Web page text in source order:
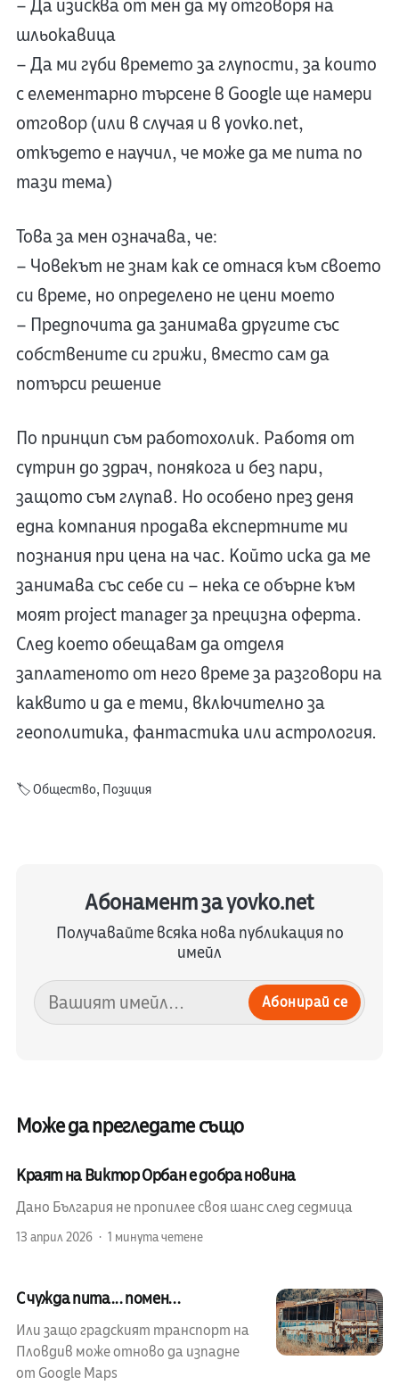
– Да изисква от мен да му отговоря на
шльокавица
– Да ми губи времето за глупости, за които
с елементарно търсене в Google ще намери
отговор (или в случая и в yovko.net,
откъдето е научил, че може да ме пита по
тази тема)
Това за мен означава, че:
– Човекът не знам как се отнася към своето
си време, но определено не цени моето
– Предпочита да занимава другите със
собствените си грижи, вместо сам да
потърси решение
По принцип съм работохолик. Работя от
сутрин до здрач, понякога и без пари,
защото съм глупав. Но особено през деня
една компания продава експертните ми
познания при цена на час. Който иска да ме
занимава със себе си – нека се обърне към
моят project manager за прецизна оферта.
След което обещавам да отделя
заплатеното от него време за разговори на
каквито и да е теми, включително за
геополитика, фантастика или астрология.
🏷️Общество, Позиция
Абонамент за yovko.net
Получавайте всяка нова публикация по
имейл
Абонирай се
Може да прегледате също
Краят на Виктор Орбан е добра новина
Дано България не пропилее своя шанс след седмица
13 април 2026 1 минута четене
С чужда пита... помен...
Или защо градският транспорт на
Пловдив може отново да изпадне
от Google Maps